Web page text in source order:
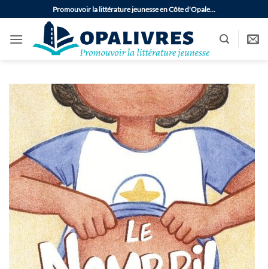
au
contenu
Promouvoir la littérature jeunesse en Côte d'Opale…